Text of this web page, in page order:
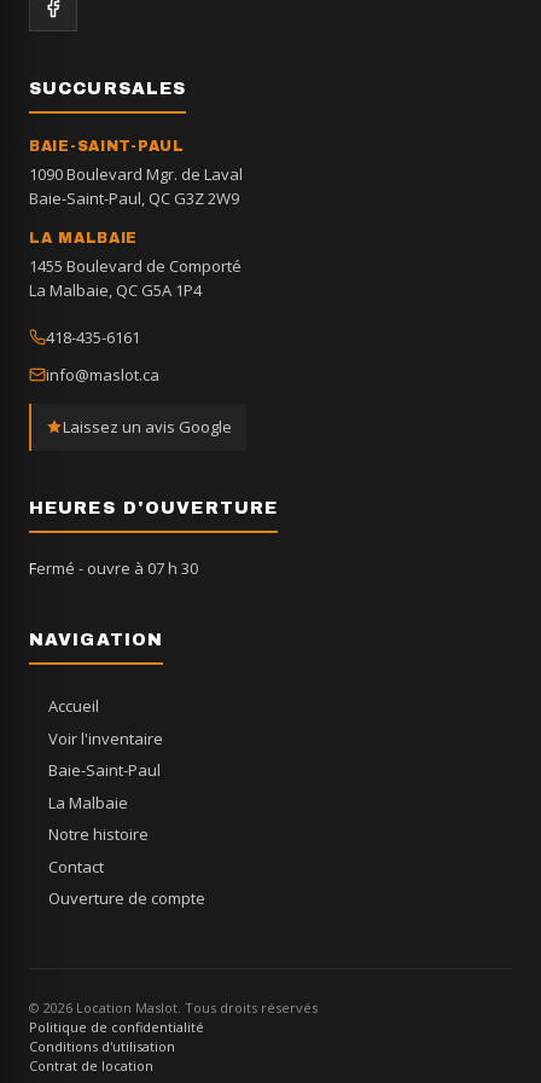
SUCCURSALES
BAIE-SAINT-PAUL
1090 Boulevard Mgr. de Laval
Baie-Saint-Paul, QC G3Z 2W9
LA MALBAIE
1455 Boulevard de Comporté
La Malbaie, QC G5A 1P4
418-435-6161
info@maslot.ca
Laissez un avis Google
HEURES D'OUVERTURE
Fermé - ouvre à 07 h 30
NAVIGATION
Accueil
Voir l'inventaire
Baie-Saint-Paul
La Malbaie
Notre histoire
Contact
Ouverture de compte
© 2026 Location Maslot. Tous droits réservés
Politique de confidentialité
Conditions d'utilisation
Contrat de location